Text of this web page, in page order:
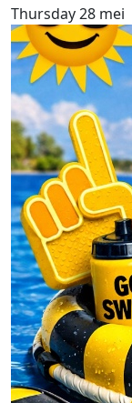
Thursday 28 mei